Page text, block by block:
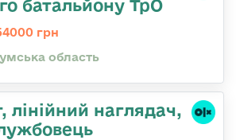
батальйону ТрО
грн
область
лінійний наглядач,